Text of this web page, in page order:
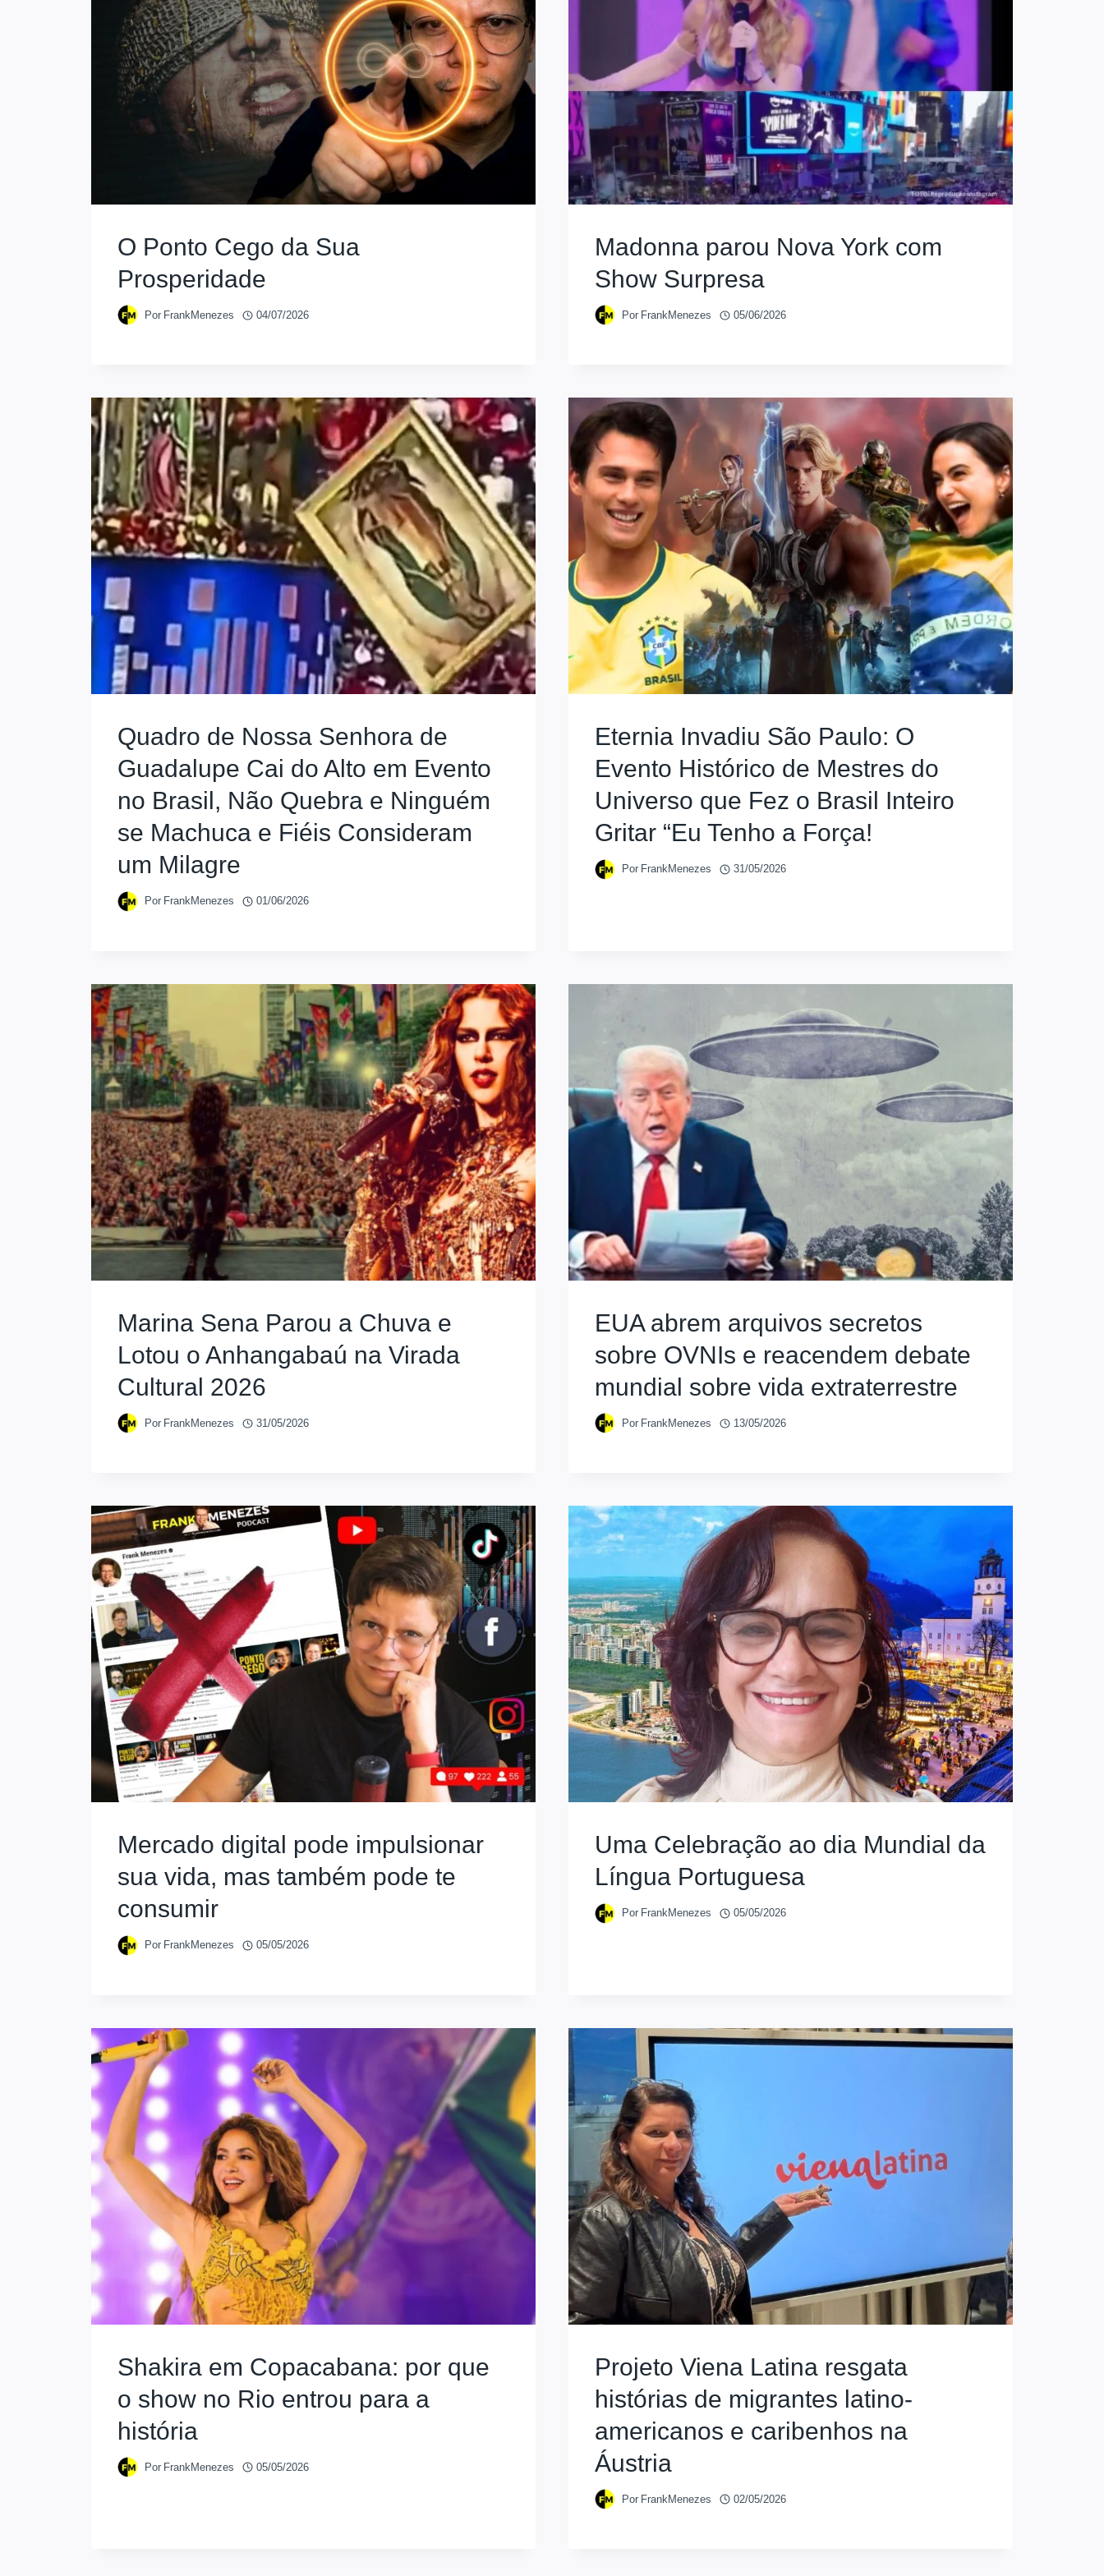
O Ponto Cego da Sua
Prosperidade
Por FrankMenezes 04/07/2026
Madonna parou Nova York com
Show Surpresa
Por FrankMenezes 05/06/2026
Quadro de Nossa Senhora de
Guadalupe Cai do Alto em Evento
no Brasil, Não Quebra e Ninguém
se Machuca e Fiéis Consideram
um Milagre
Por FrankMenezes 01/06/2026
Eternia Invadiu São Paulo: O
Evento Histórico de Mestres do
Universo que Fez o Brasil Inteiro
Gritar “Eu Tenho a Força!
Por FrankMenezes 31/05/2026
Marina Sena Parou a Chuva e
Lotou o Anhangabaú na Virada
Cultural 2026
Por FrankMenezes 31/05/2026
EUA abrem arquivos secretos
sobre OVNIs e reacendem debate
mundial sobre vida extraterrestre
Por FrankMenezes 13/05/2026
Mercado digital pode impulsionar
sua vida, mas também pode te
consumir
Por FrankMenezes 05/05/2026
Uma Celebração ao dia Mundial da
Língua Portuguesa
Por FrankMenezes 05/05/2026
Shakira em Copacabana: por que
o show no Rio entrou para a
história
Por FrankMenezes 05/05/2026
Projeto Viena Latina resgata
histórias de migrantes latino-
americanos e caribenhos na
Áustria
Por FrankMenezes 02/05/2026